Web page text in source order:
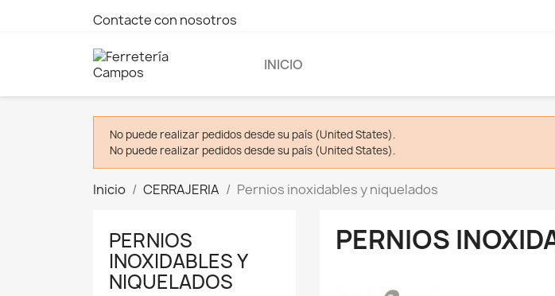
Contacte con nosotros
INICIO
No puede realizar pedidos desde su país (United States).
No puede realizar pedidos desde su país (United States).
Inicio CERRAJERIA Pernios inoxidables y niquelados
PERNIOS
INOXIDABLES Y
NIQUELADOS
PERNIOS